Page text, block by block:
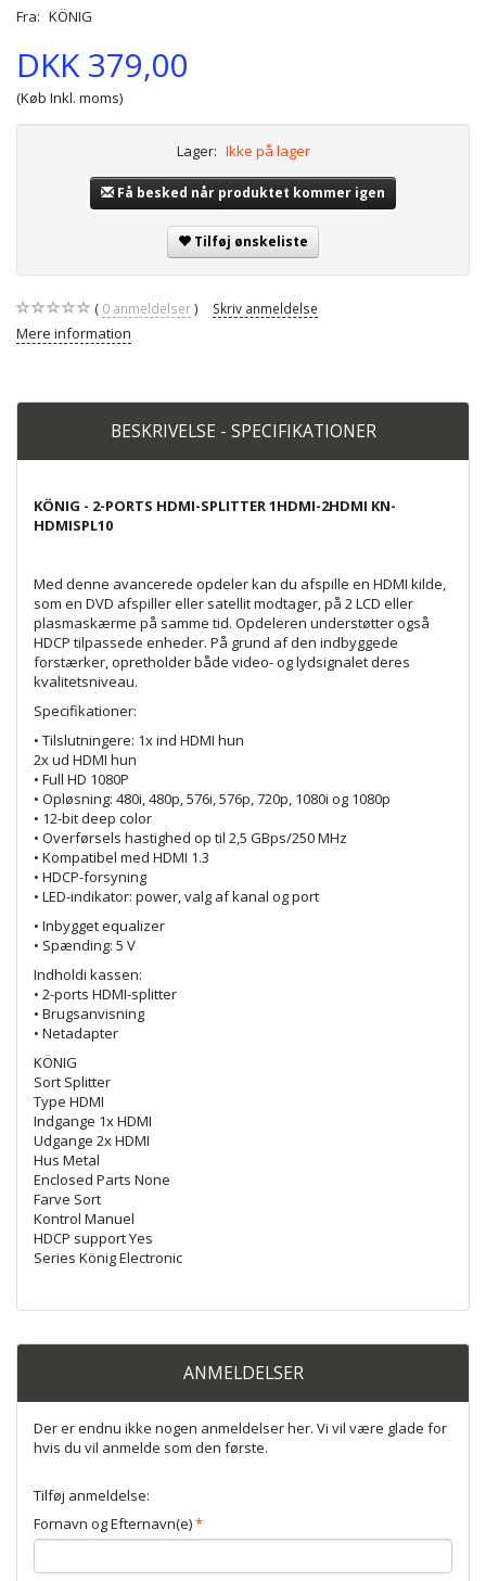
Fra: KÖNIG
DKK 379,00
(Køb Inkl. moms)
Lager: Ikke på lager
Få besked når produktet kommer igen
Tilføj ønskeliste
0 anmeldelser Skriv anmeldelse
Mere information
BESKRIVELSE - SPECIFIKATIONER
KÖNIG - 2-PORTS HDMI-SPLITTER 1HDMI-2HDMI KN-
HDMISPL10
Med denne avancerede opdeler kan du afspille en HDMI kilde,
som en DVD afspiller eller satellit modtager, på 2 LCD eller
plasmaskærme på samme tid. Opdeleren understøtter også
HDCP tilpassede enheder. På grund af den indbyggede
forstærker, opretholder både video- og lydsignalet deres
kvalitetsniveau.
Specifikationer:
• Tilslutningere: 1x ind HDMI hun
2x ud HDMI hun
• Full HD 1080P
• Opløsning: 480i, 480p, 576i, 576p, 720p, 1080i og 1080p
• 12-bit deep color
• Overførsels hastighed op til 2,5 GBps/250 MHz
• Kompatibel med HDMI 1.3
• HDCP-forsyning
• LED-indikator: power, valg af kanal og port
• Inbygget equalizer
• Spænding: 5 V
Indholdi kassen:
• 2-ports HDMI-splitter
• Brugsanvisning
• Netadapter
KÖNIG
Sort Splitter
Type HDMI
Indgange 1x HDMI
Udgange 2x HDMI
Hus Metal
Enclosed Parts None
Farve Sort
Kontrol Manuel
HDCP support Yes
Series König Electronic
ANMELDELSER
Der er endnu ikke nogen anmeldelser her. Vi vil være glade for
hvis du vil anmelde som den første.
Tilføj anmeldelse:
Fornavn og Efternavn(e)